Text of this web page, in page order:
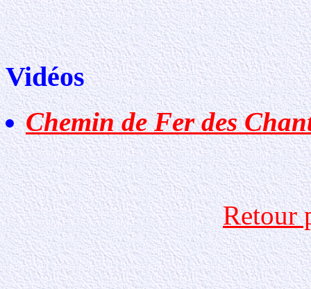
Vidéos
Chemin de Fer des
Retour